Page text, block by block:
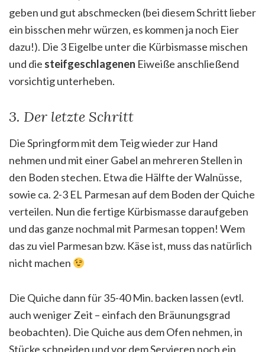
geben und gut abschmecken (bei diesem Schritt lieber
ein bisschen mehr würzen, es kommen ja noch Eier
dazu!). Die 3 Eigelbe unter die Kürbismasse mischen
und die steifgeschlagenen Eiweiße anschließend
vorsichtig unterheben.
3. Der letzte Schritt
Die Springform mit dem Teig wieder zur Hand
nehmen und mit einer Gabel an mehreren Stellen in
den Boden stechen. Etwa die Hälfte der Walnüsse,
sowie ca. 2-3 EL Parmesan auf dem Boden der Quiche
verteilen. Nun die fertige Kürbismasse daraufgeben
und das ganze nochmal mit Parmesan toppen! Wem
das zu viel Parmesan bzw. Käse ist, muss das natürlich
nicht machen
Die Quiche dann für 35-40 Min. backen lassen (evtl.
auch weniger Zeit – einfach den Bräunungsgrad
beobachten). Die Quiche aus dem Ofen nehmen, in
Stücke schneiden und vor dem Servieren noch ein